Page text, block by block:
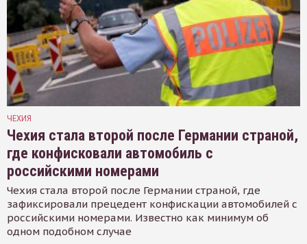
ЧЕХИЯ
Чехия стала второй после Германии страной,
где конфисковали автомобиль с
российскими номерами
Чехия стала второй после Германии страной, где
зафиксировали прецедент конфискации автомобилей с
российскими номерами. Известно как минимум об
одном подобном случае